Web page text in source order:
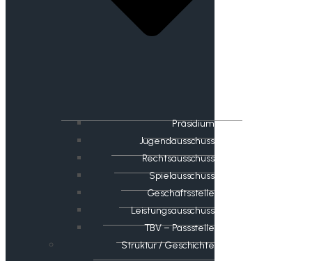
Präsidium
Jugendausschuss
Rechtsausschuss
Spielausschuss
Geschäftsstelle
Leistungsausschuss
TBV – Passstelle
Struktur / Geschichte